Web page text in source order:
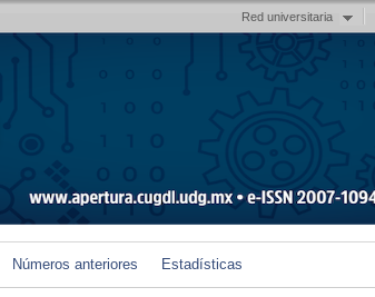
Red universitaria
Números anteriores Estadísticas